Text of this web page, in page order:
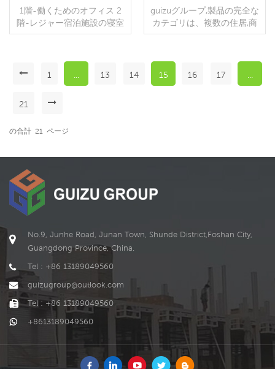
の展開を完了することがで
きます.組み立て後にボック
ス全体を移動できます,これ
耐久性があります 20年以上
の耐用年数,8度の震度と11レ
ベルの耐風性. 3;人件費を節
約-1プル3 オープンエクスパ
に出荷された後、展開され
物を節約 折りたたんで輸送
中に全体を輸送,スペースを
節約,高さ1*40フィートのコ
ンテナは2セットを収納でき
わせて豪華なコンテナホー
ムを設計できます.。 工場内
にある拡張可能な家は装飾
率的な人員,全体的な動きと
その他の特性,海外で非常に
人気があります. ギズグルー
ックス全体を移動できます,
以上の耐用年数,8度の震度と
スパンションルームは工場
された後に使用できます.。
4;貨物を節約 折りたたんで
輸送中に全体を輸送,スペー
スを節約,高さ1*40フィート
のコンテナは2セットを収納
カー
1階-働くためのオフィス 2
階-レジャー宿泊施設の寝室
続きを読む
式モバイルコンテナ
guizuグループ,製品の完全な
カテゴリは、複数の住居,商
業,およびオフィス,宿泊施設,
ルーム,などの公共シナリオ
に適用されます etc . 折りた
たみ式 コンテナハウスは現
ナ用に2つのデザインがあり
ができます モバイルプレハ
の折りたたみ式コンテナハ
ドルームです,開くと家の中
ます,仕切り壁も.修理用のビ
デオをお送りします,誰でも
理解できる. 細心の注意を払
うと、コンテナハウスのボ
トルにサポートがいくつか
あることがわかります,。地
面のバランスを保つことが
1 ... 13 14 15 16 17 ...
21
の合計 21 ページ
No.9, Junhe Road, Junan Town, Shunde District,Foshan City,
Guangdong Province, China.
Tel : +86 13189049560
guizugroup@outlook.com
Tel : +86 13189049560
+8613189049560